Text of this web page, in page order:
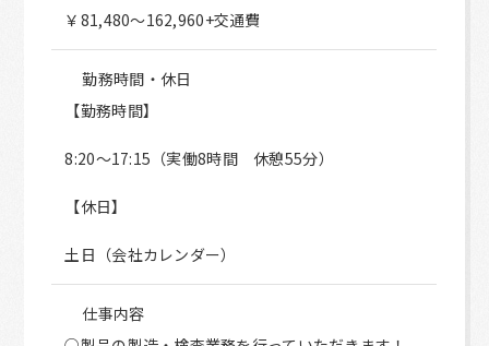
￥81,480～162,960+交通費
勤務時間・休日
【勤務時間】
8:20～17:15（実働8時間 休憩55分）
【休日】
土日（会社カレンダー）
仕事内容